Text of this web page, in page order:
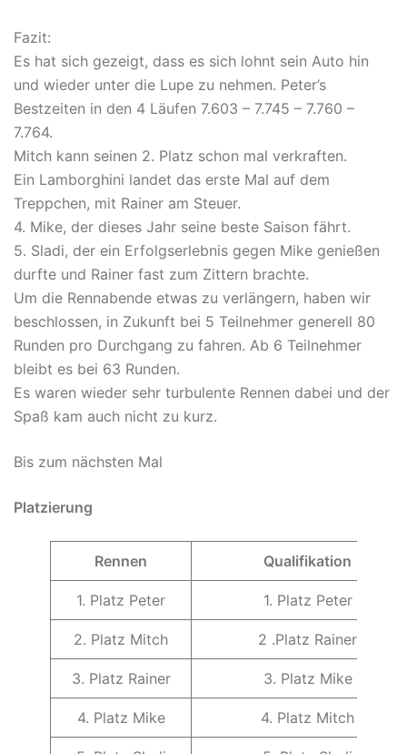
Fazit:
Es hat sich gezeigt, dass es sich lohnt sein Auto hin
und wieder unter die Lupe zu nehmen. Peter’s
Bestzeiten in den 4 Läufen 7.603 – 7.745 – 7.760 –
7.764.
Mitch kann seinen 2. Platz schon mal verkraften.
Ein Lamborghini landet das erste Mal auf dem
Treppchen, mit Rainer am Steuer.
4. Mike, der dieses Jahr seine beste Saison fährt.
5. Sladi, der ein Erfolgserlebnis gegen Mike genießen
durfte und Rainer fast zum Zittern brachte.
Um die Rennabende etwas zu verlängern, haben wir
beschlossen, in Zukunft bei 5 Teilnehmer generell 80
Runden pro Durchgang zu fahren. Ab 6 Teilnehmer
bleibt es bei 63 Runden.
Es waren wieder sehr turbulente Rennen dabei und der
Spaß kam auch nicht zu kurz.
Bis zum nächsten Mal
Platzierung
Rennen Qualifikation
1. Platz Peter 1. Platz Peter
2. Platz Mitch 2 .Platz Rainer
3. Platz Rainer 3. Platz Mike
4. Platz Mike 4. Platz Mitch